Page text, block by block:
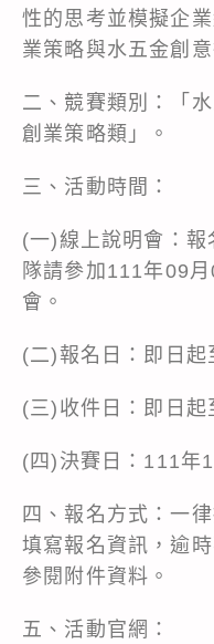
性的思考並模擬企
業策略與水五金創
二、競賽類別：「
創業策略類」。
三、活動時間：
(一)線上說明會：報
隊請參加111年09
會。
(二)報名日：即日
(三)收件日：即日
(四)決賽日：111年
四、報名方式：一
填寫報名資訊，逾
參閱附件資料。
五、活動官網：